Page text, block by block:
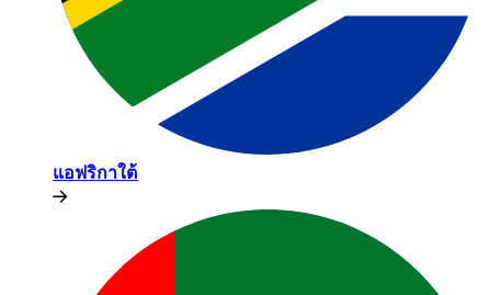
แอฟริกาใต้​​